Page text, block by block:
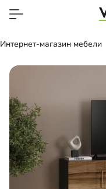
Интернет-магазин мебели